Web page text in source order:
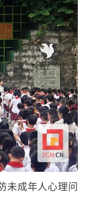
未成年人心理问